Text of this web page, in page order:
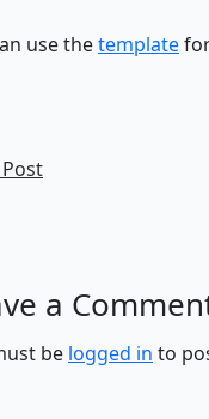
use thetemplate
a
be logged in to